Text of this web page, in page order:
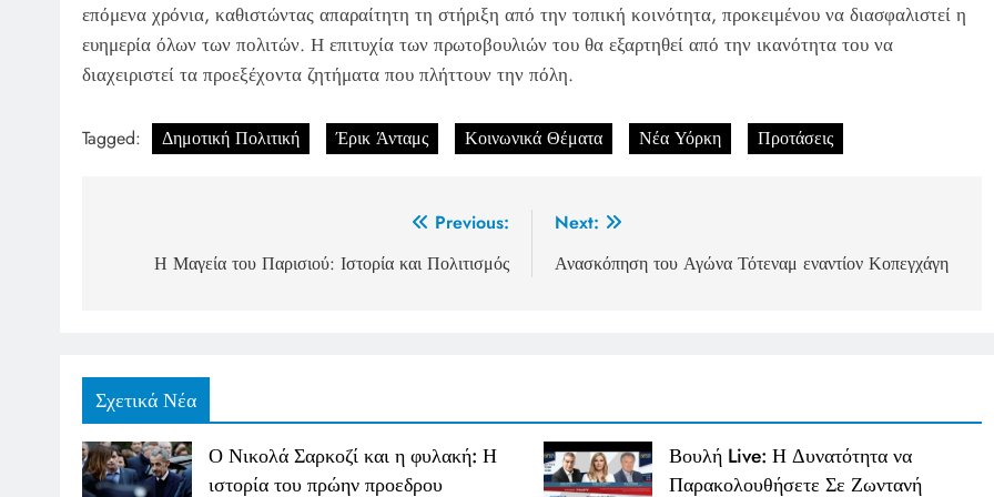
επόμενα χρόνια, καθιστώντας απαραίτητη τη στήριξη από την τοπική κοινότητα, προκειμένου να διασφαλιστεί η
ευημερία όλων των πολιτών. Η επιτυχία των πρωτοβουλιών του θα εξαρτηθεί από την ικανότητα του να
διαχειριστεί τα προεξέχοντα ζητήματα που πλήττουν την πόλη.
Tagged: Δημοτική Πολιτική Έρικ Άνταμς Κοινωνικά Θέματα Νέα Υόρκη Προτάσεις
navigation
Previous:
Η Μαγεία του Παρισιού: Ιστορία και Πολιτισμός
Next:
Ανασκόπηση του Αγώνα Τότεναμ εναντίον Κοπεγχάγη
Σχετικά Νέα
Ο Νικολά Σαρκοζί και η φυλακή: Η
ιστορία του πρώην προεδρου
Βουλή Live: Η Δυνατότητα να
Παρακολουθήσετε Σε Ζωντανή